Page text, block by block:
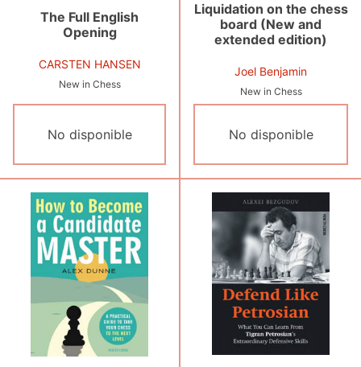
The Full English
Opening
CARSTEN HANSEN
New in Chess
No disponible
Liquidation on the chess
board (New and
extended edition)
Joel Benjamin
New in Chess
No disponible